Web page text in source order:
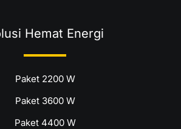
Hemat Energi
Paket 2200 W
Paket 3600 W
Paket 4400 W